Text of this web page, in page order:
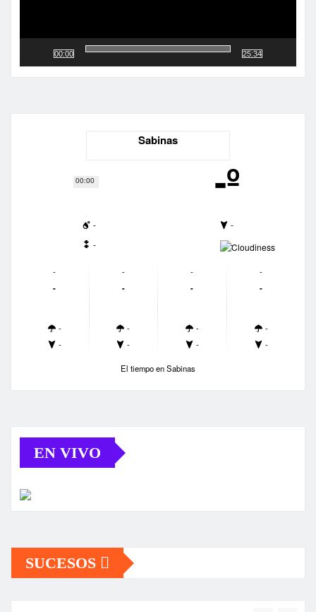
00:00
00:00
25:34
Sabinas
-º
-
-
-
-
-
-
-
-
-
-
-
-
-
-
-
-
-
-
-
-
El tiempo en Sabinas
EN VIVO
SUCESOS